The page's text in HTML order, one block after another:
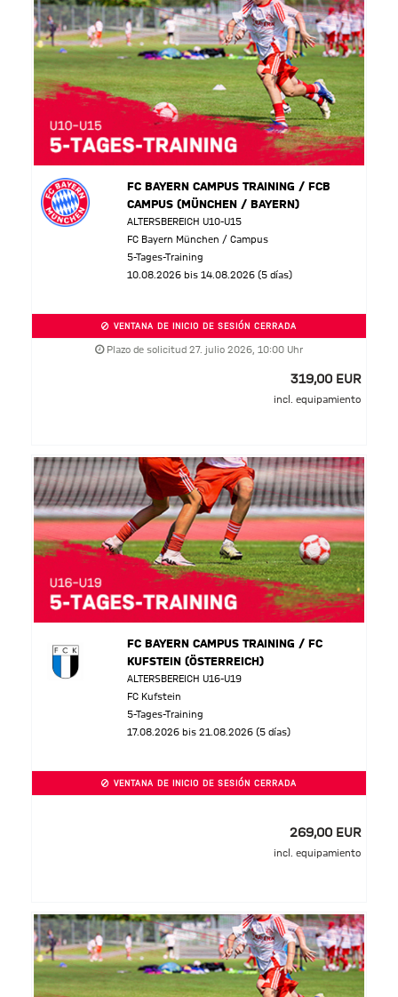
FC BAYERN CAMPUS TRAINING / FCB
CAMPUS (MÜNCHEN / BAYERN)
ALTERSBEREICH U10-U15
FC Bayern München / Campus
5-Tages-Training
10.08.2026 bis 14.08.2026 (5 días)
VENTANA DE INICIO DE SESIÓN CERRADA
Plazo de solicitud 27. julio 2026, 10:00 Uhr
319,00 EUR
incl. equipamiento
FC BAYERN CAMPUS TRAINING / FC
KUFSTEIN (ÖSTERREICH)
ALTERSBEREICH U16-U19
FC Kufstein
5-Tages-Training
17.08.2026 bis 21.08.2026 (5 días)
VENTANA DE INICIO DE SESIÓN CERRADA
269,00 EUR
incl. equipamiento